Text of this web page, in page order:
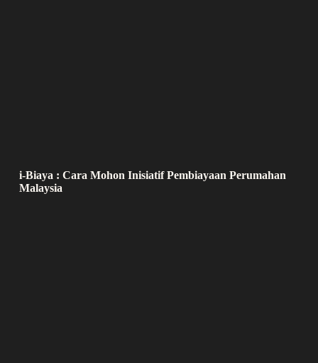
i-Biaya : Cara Mohon Inisiatif Pembiayaan Perumahan
Malaysia